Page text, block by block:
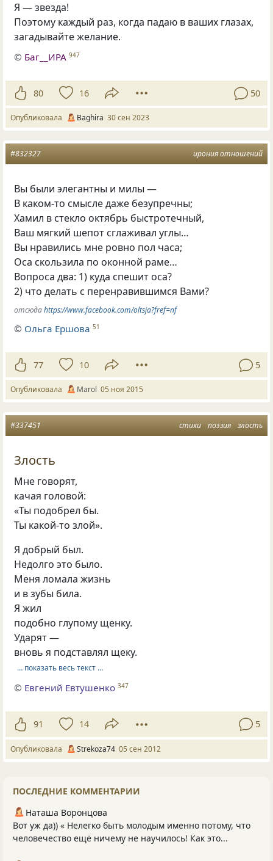
Я — звезда!
Поэтому каждый раз, когда падаю в ваших глазах,
загадывайте желание.
© Баг__ИРА 947
80 16 50
Опубликовала Baghira 30 сен 2023
ирония отношений
#832327
Вы были элегантны и милы —
В каком-то смысле даже безупречны;
Хамил в стекло октябрь быстротечный,
Ваш мягкий шепот сглаживал углы…
Вы нравились мне ровно пол часа;
Оса скользила по оконной раме…
Вопроса два: 1) куда спешит оса?
2) что делать с перенравившимся Вами?
отсюдаhttps://www.facebook.com/oltsja?fref=nf
© Ольга Ершова 51
77 10 5
Опубликовала Маrol 05 ноя 2015
стихи поэзия злость
#337451
Злость
Мне говорят,
качая головой:
«Ты подобрел бы.
Ты какой-то злой».
Я добрый был.
Недолго это было.
Меня ломала жизнь
и в зубы била.
Я жил
подобно глупому щенку.
Ударят —
вновь я подставлял щеку.
… показать весь текст …
© Евгений Евтушенко 347
91 14 5
Опубликовала Strekoza74 05 сен 2012
ПОСЛЕДНИЕ КОММЕНТАРИИ
Наташа Воронцова
Вот уж да)) « Нелегко быть молодым именно потому, что
человечество ещё ничему не научилось! Как это...